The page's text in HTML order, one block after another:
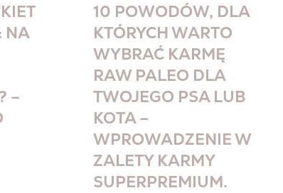
NA
–
10 POWODÓW, DLA
KTÓRYCH WARTO
WYBRAĆ KARMĘ
RAW PALEO DLA
TWOJEGO PSA LUB
KOTA –
WPROWADZENIE W
ZALETY KARMY
SUPERPREMIUM.